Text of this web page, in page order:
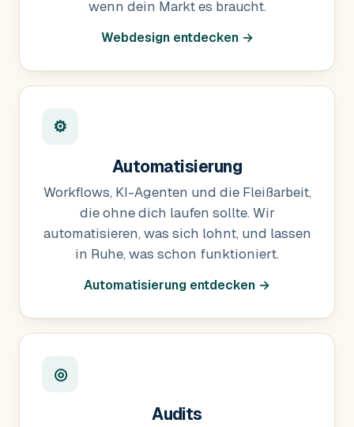
wenn dein Markt es braucht.
Webdesign entdecken →
⚙
Automatisierung
Workflows, KI-Agenten und die Fleißarbeit,
die ohne dich laufen sollte. Wir
automatisieren, was sich lohnt, und lassen
in Ruhe, was schon funktioniert.
Automatisierung entdecken →
◎
Audits